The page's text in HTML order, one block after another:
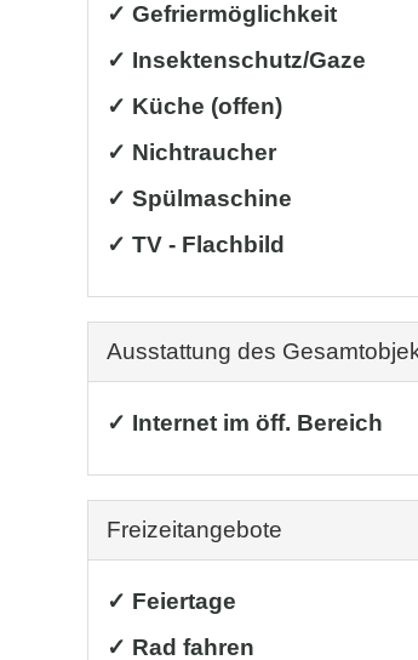
✓ Gefriermöglichkeit
✓ Insektenschutz/Gaze
✓ Küche (offen)
✓ Nichtraucher
✓ Spülmaschine
✓ TV - Flachbild
Ausstattung des
✓ Internet im öff. Bereich
Freizeitangebote
✓ Feiertage
✓ Rad fahren